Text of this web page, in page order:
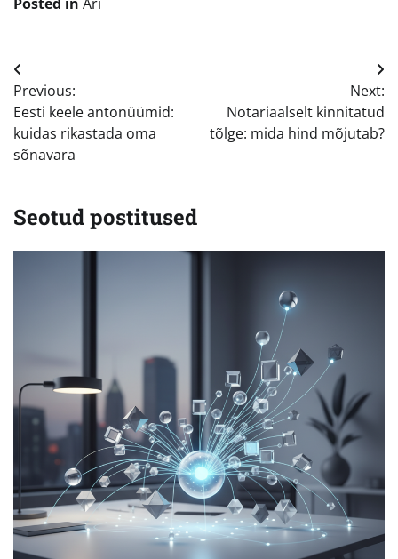
Navigeerimine
Previous:
Eesti keele antonüümid:
kuidas rikastada oma
sõnavara
Next:
Notariaalselt kinnitatud
tõlge: mida hind mõjutab?
Seotud postitused